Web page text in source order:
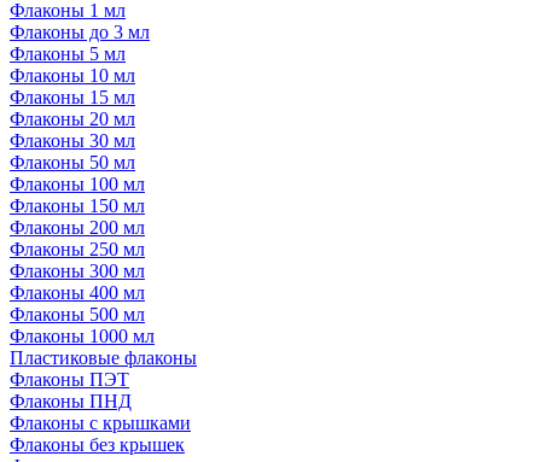
Флаконы 1 мл
Флаконы до 3 мл
Флаконы 5 мл
Флаконы 10 мл
Флаконы 15 мл
Флаконы 20 мл
Флаконы 30 мл
Флаконы 50 мл
Флаконы 100 мл
Флаконы 150 мл
Флаконы 200 мл
Флаконы 250 мл
Флаконы 300 мл
Флаконы 400 мл
Флаконы 500 мл
Флаконы 1000 мл
Пластиковые флаконы
Флаконы ПЭТ
Флаконы ПНД
Флаконы с крышками
Флаконы без крышек